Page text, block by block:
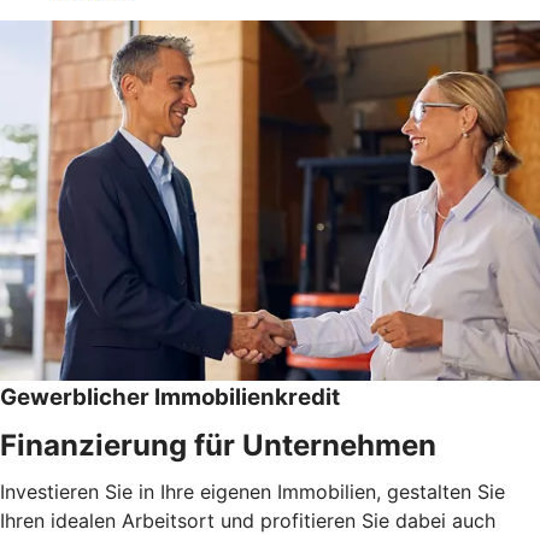
Gewerblicher Immobilienkredit
Finanzierung für Unternehmen
Investieren Sie in Ihre eigenen Immobilien, gestalten Sie
Ihren idealen Arbeitsort und profitieren Sie dabei auch